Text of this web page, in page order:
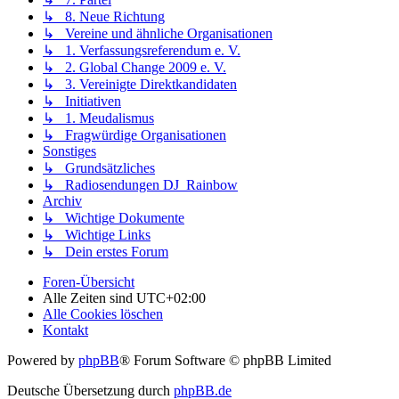
↳ 8. Neue Richtung
↳ Vereine und ähnliche Organisationen
↳ 1. Verfassungsreferendum e. V.
↳ 2. Global Change 2009 e. V.
↳ 3. Vereinigte Direktkandidaten
↳ Initiativen
↳ 1. Meudalismus
↳ Fragwürdige Organisationen
Sonstiges
↳ Grundsätzliches
↳ Radiosendungen DJ_Rainbow
Archiv
↳ Wichtige Dokumente
↳ Wichtige Links
↳ Dein erstes Forum
Foren-Übersicht
Alle Zeiten sind UTC+02:00
Alle Cookies löschen
Kontakt
Powered by phpBB® Forum Software © phpBB Limited
Deutsche Übersetzung durch phpBB.de